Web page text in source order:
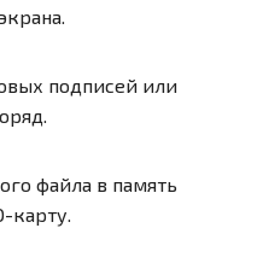
подписей или
файла в память
карту.